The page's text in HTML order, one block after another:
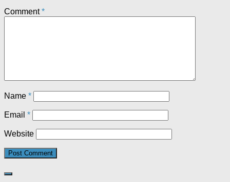
Comment*
Name *
Email *
Website